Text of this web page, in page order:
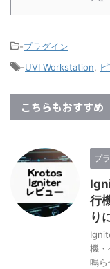
-プラグイン
-UVI Workstation,
こちらもおすすめ
プ
行
り
機・
鳴ら